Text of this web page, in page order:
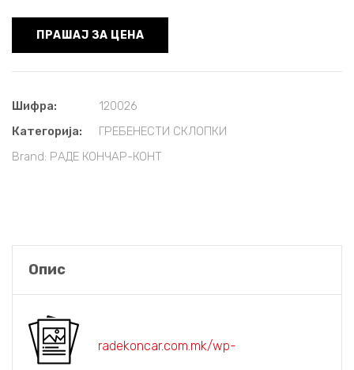
ПРАШАЈ ЗА ЦЕНА
Шифра:
120026
Категорија:
ГРЕБЕНЕСТИ СКЛОПКИ
Brand: РАДЕ КОНЧАР-КОНТ
Опис
radekoncar.com.mk/wp-